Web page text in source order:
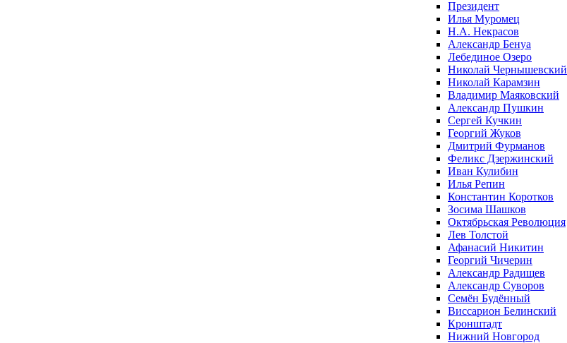
Президент
Илья Муромец
Н.А. Некрасов
Александр Бенуа
Лебединое Озеро
Николай Чернышевский
Николай Карамзин
Владимир Маяковский
Александр Пушкин
Сергей Кучкин
Георгий Жуков
Дмитрий Фурманов
Феликс Дзержинский
Иван Кулибин
Илья Репин
Константин Коротков
Зосима Шашков
Октябрьская Революция
Лев Толстой
Афанасий Никитин
Георгий Чичерин
Александр Радищев
Александр Суворов
Семён Будённый
Виссарион Белинский
Кронштадт
Нижний Новгород